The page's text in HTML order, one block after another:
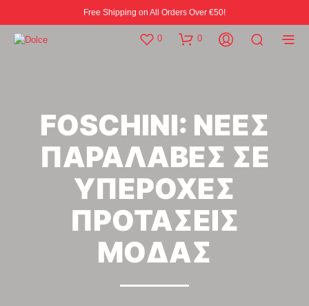
Free Shipping on All Orders Over €50!
0 0
FOSCHINI: ΝΕΕΣ
ΠΑΡΑΛΑΒΕΣ ΣΕ
ΥΠΕΡΟΧΕΣ
ΠΡΟΤΑΣΕΙΣ
ΜΟΔΑΣ